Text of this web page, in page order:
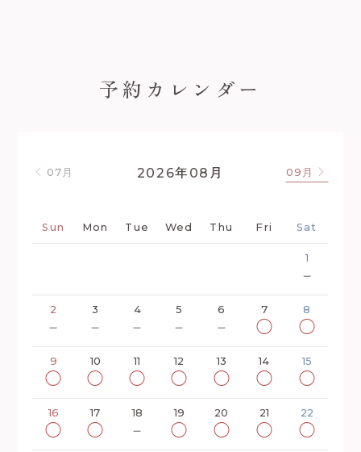
予約カレンダー
2026年 08 月
07月 09月
Sun Mon Tue Wed Thu Fri Sat
1
－
2
－
3
－
4
－
5
－
6
－
7
◯
8
◯
9
◯
10
◯
11
◯
12
◯
13
◯
14
◯
15
◯
16
◯
17
◯
18
－
19
◯
20
◯
21
◯
22
◯